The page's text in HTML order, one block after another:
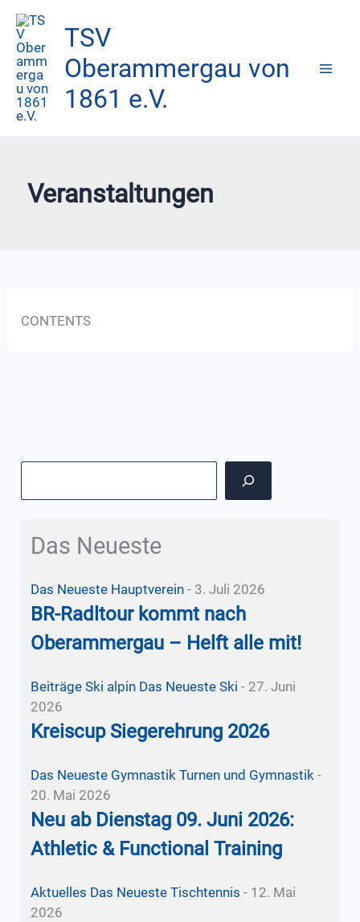
Zum
Inhalt
springen
TSV
Oberammergau von
1861 e.V.
Veranstaltungen
CONTENTS
Das Neueste
Das Neueste Hauptverein- 3. Juli 2026
BR-Radltour kommt nach
Oberammergau – Helft alle mit!
Beiträge Ski alpin Das Neueste Ski - 27. Juni
2026
Kreiscup Siegerehrung 2026
Das Neueste Gymnastik Turnen und Gymnastik-
20. Mai 2026
Neu ab Dienstag 09. Juni 2026:
Athletic & Functional Training
Aktuelles Das Neueste Tischtennis - 12. Mai
2026